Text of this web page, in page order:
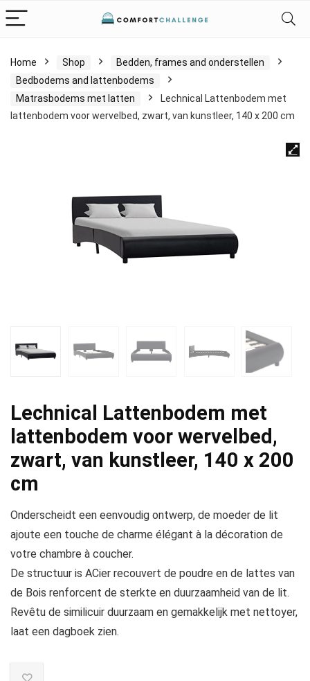
Home Shop
Bedden, frames and onderstellen
Bedbodems and lattenbodems
Matrasbodems met latten
Lechnical Lattenbodem met
lattenbodem voor wervelbed, zwart, van kunstleer, 140 x 200 cm
Lechnical Lattenbodem met
lattenbodem voor wervelbed,
zwart, van kunstleer, 140 x 200
cm
Onderscheidt een eenvoudig ontwerp, de moeder de lit
ajoute een touche de charme élégant à la décoration de
votre chambre à coucher.
De structuur is ACier recouvert de poudre en de lattes van
de Bois renforcent de sterkte en duurzaamheid van de lit.
Revêtu de similicuir duurzaam en gemakkelijk met nettoyer,
laat een dagboek zien.